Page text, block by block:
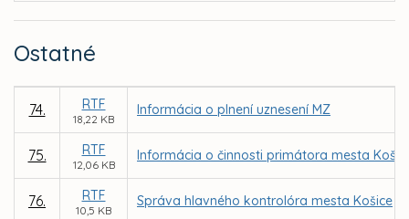
Ostatné
74. RTF
18,22 KB
Informácia o plnení uznesení MZ
75. RTF
12,06 KB
Informácia o činnosti primátora mesta
76. RTF
10,5 KB
Správa hlavného kontrolóra mesta Košice